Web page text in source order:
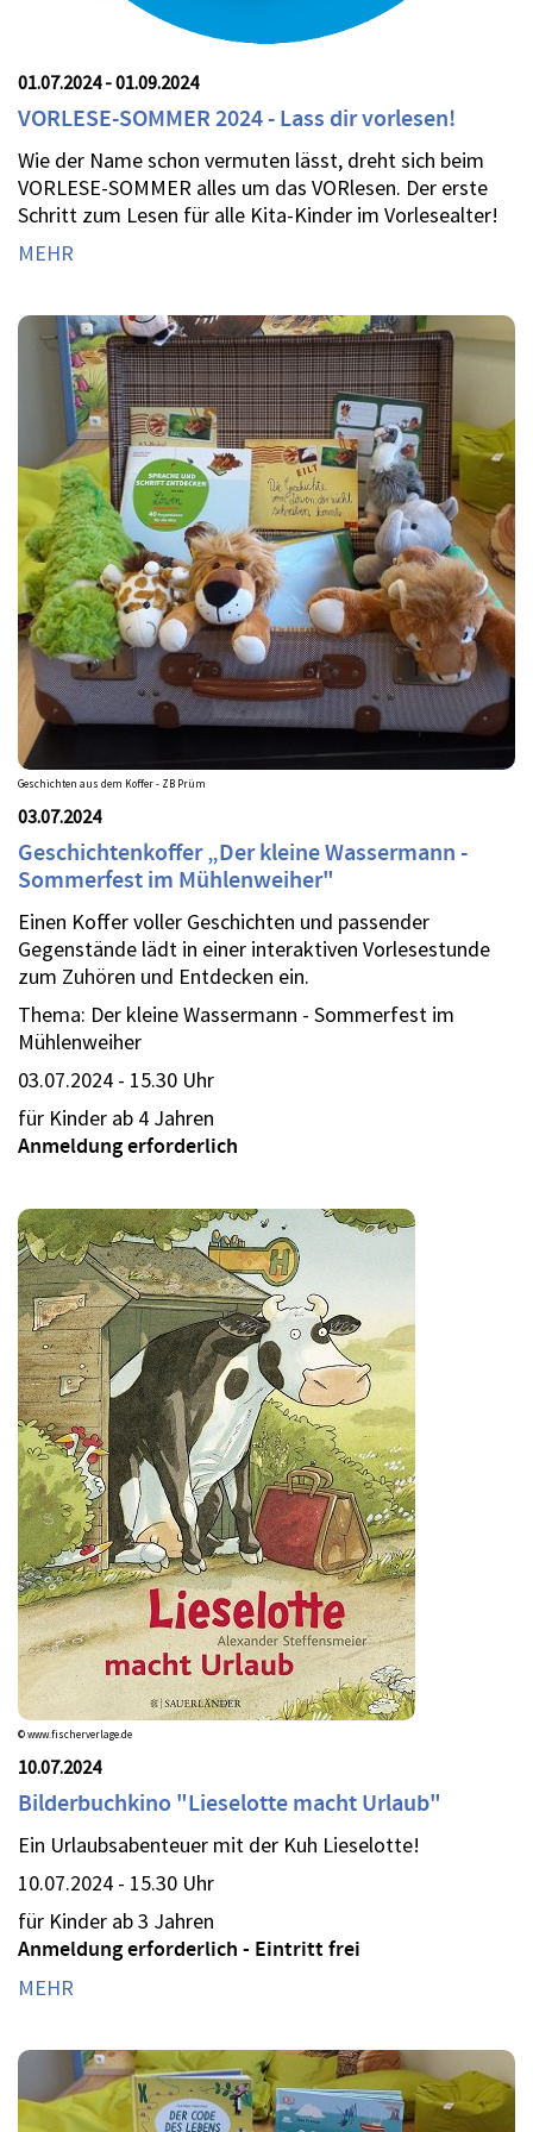
01.07.2024 - 01.09.2024
VORLESE-SOMMER 2024 - Lass dir vorlesen!
Wie der Name schon vermuten lässt, dreht sich beim
VORLESE-SOMMER alles um das VORlesen. Der erste
Schritt zum Lesen für alle Kita-Kinder im Vorlesealter!
MEHR
Geschichten aus dem Koffer - ZB Prüm
03.07.2024
Geschichtenkoffer „Der kleine Wassermann -
Sommerfest im Mühlenweiher"
Einen Koffer voller Geschichten und passender
Gegenstände lädt in einer interaktiven Vorlesestunde
zum Zuhören und Entdecken ein.
Thema: Der kleine Wassermann - Sommerfest im
Mühlenweiher
03.07.2024 - 15.30 Uhr
für Kinder ab 4 Jahren
Anmeldung erforderlich
© www.fischerverlage.de
10.07.2024
Bilderbuchkino "Lieselotte macht Urlaub"
Ein Urlaubsabenteuer mit der Kuh Lieselotte!
10.07.2024 - 15.30 Uhr
für Kinder ab 3 Jahren
Anmeldung erforderlich - Eintritt frei
MEHR